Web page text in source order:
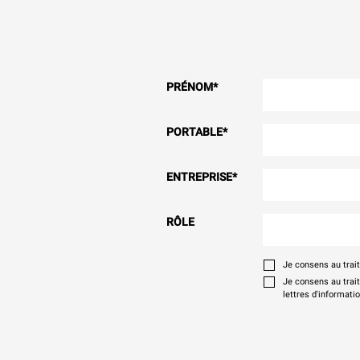
PRÉNOM*
PORTABLE*
ENTREPRISE*
RÔLE
Je consens au
Je consens au
lettres